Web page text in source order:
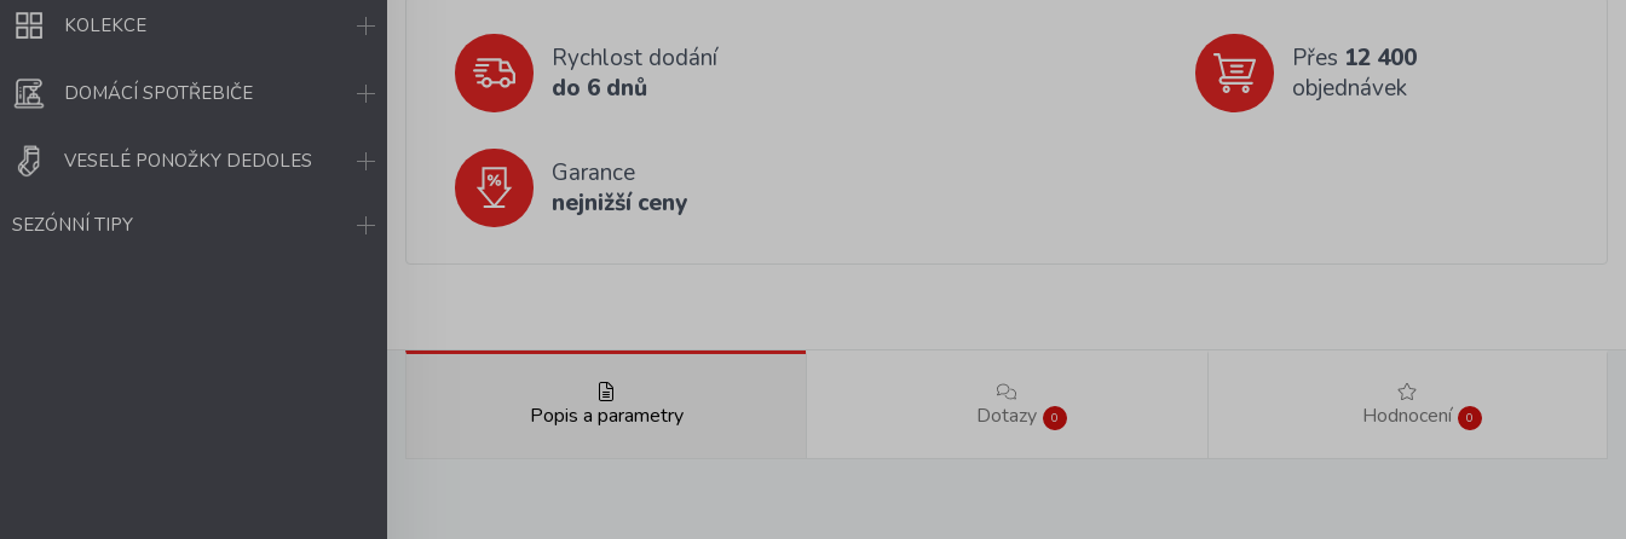
KOLEKCE
DOMÁCÍ SPOTŘEBIČE
VESELÉ PONOŽKY DEDOLES
SEZÓNNÍ TIPY
Rychlost dodání
do 6 dnů
Přes 12 400
objednávek
Garance
nejnižší ceny
Popis a parametry Dotazy 0 Hodnocení 0